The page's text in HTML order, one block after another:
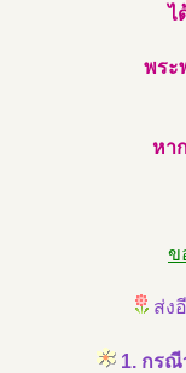
ไ
พระ
หา
ข
ส่ง
1. กรณี